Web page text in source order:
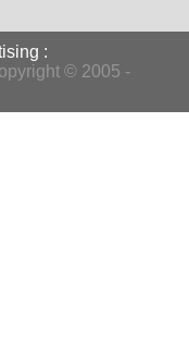
:
© 2005 -